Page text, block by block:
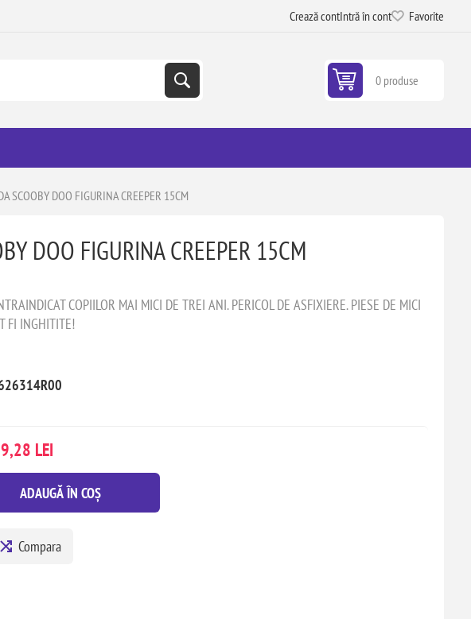
Crează contIntră în cont Favorite
0 produse
SCOOBY DOO FIGURINA CREEPER 15CM
DOO FIGURINA CREEPER 15CM
COPIILOR MAI MICI DE TREI ANI. PERICOL DE ASFIXIERE. PIESE DE MICI
FI INGHITITE!
LEI
ADAUGĂ ÎN COȘ
Compara